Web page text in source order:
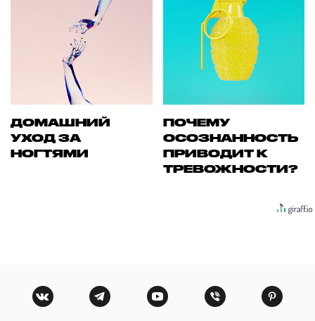
ДОМАШНИЙ
УХОД ЗА
НОГТЯМИ
ПОЧЕМУ
ОСОЗНАННОСТЬ
ПРИВОДИТ К
ТРЕВОЖНОСТИ?